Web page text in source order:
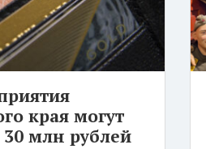
края могут
млн рублей